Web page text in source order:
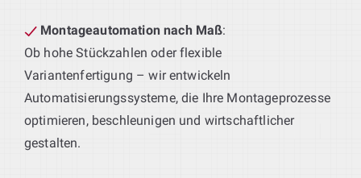
Montageautomation nach Maß:
Ob hohe Stückzahlen oder flexible
Variantenfertigung – wir entwickeln
Automatisierungssysteme, die Ihre Montageprozesse
optimieren, beschleunigen und wirtschaftlicher
gestalten.